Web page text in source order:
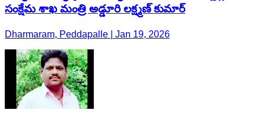
సంక్షేమ శాఖ మంత్రి అడ్డూరి లక్ష్మణ్ కుమార్
Dharmaram, Peddapalle | Jan 19, 2026